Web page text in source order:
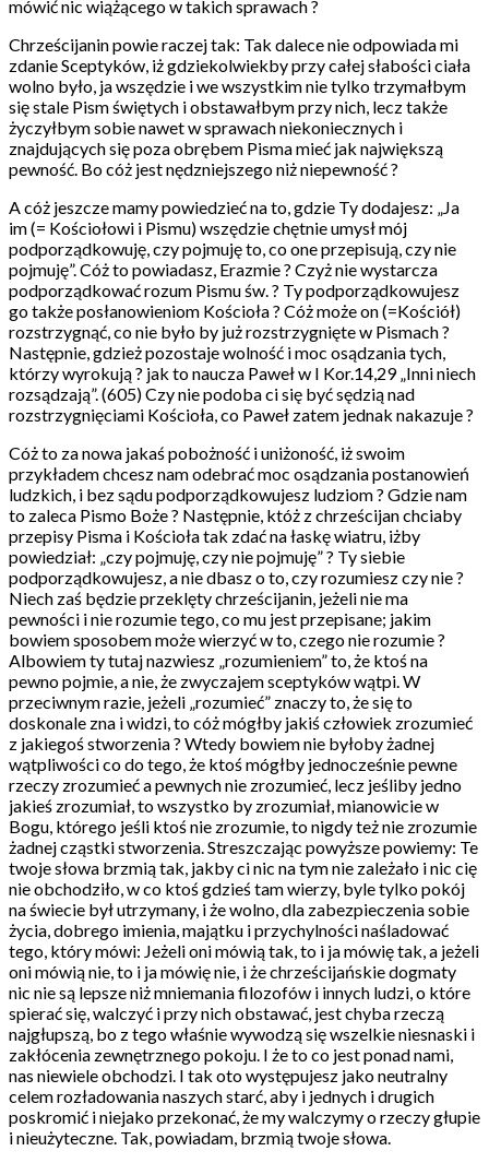
mówić nic wiążącego w takich sprawach ?
Chrześcijanin powie raczej tak: Tak dalece nie odpowiada mi
zdanie Sceptyków, iż gdziekolwiekby przy całej słabości ciała
wolno było, ja wszędzie i we wszystkim nie tylko trzymałbym
się stale Pism świętych i obstawałbym przy nich, lecz także
życzyłbym sobie nawet w sprawach niekoniecznych i
znajdujących się poza obrębem Pisma mieć jak największą
pewność. Bo cóż jest nędzniejszego niż niepewność ?
A cóż jeszcze mamy powiedzieć na to, gdzie Ty dodajesz: „Ja
im (= Kościołowi i Pismu) wszędzie chętnie umysł mój
podporządkowuję, czy pojmuję to, co one przepisują, czy nie
pojmuję”. Cóż to powiadasz, Erazmie ? Czyż nie wystarcza
podporządkować rozum Pismu św. ? Ty podporządkowujesz
go także posłanowieniom Kościoła ? Cóż może on (=Kościół)
rozstrzygnąć, co nie było by już rozstrzygnięte w Pismach ?
Następnie, gdzież pozostaje wolność i moc osądzania tych,
którzy wyrokują ? jak to naucza Paweł w I Kor.14,29 „Inni niech
rozsądzają”. (605) Czy nie podoba ci się być sędzią nad
rozstrzygnięciami Kościoła, co Paweł zatem jednak nakazuje ?
Cóż to za nowa jakaś pobożność i uniżoność, iż swoim
przykładem chcesz nam odebrać moc osądzania postanowień
ludzkich, i bez sądu podporządkowujesz ludziom ? Gdzie nam
to zaleca Pismo Boże ? Następnie, któż z chrześcijan chciaby
przepisy Pisma i Kościoła tak zdać na łaskę wiatru, iżby
powiedział: „czy pojmuję, czy nie pojmuję” ? Ty siebie
podporządkowujesz, a nie dbasz o to, czy rozumiesz czy nie ?
Niech zaś będzie przeklęty chrześcijanin, jeżeli nie ma
pewności i nie rozumie tego, co mu jest przepisane; jakim
bowiem sposobem może wierzyć w to, czego nie rozumie ?
Albowiem ty tutaj nazwiesz „rozumieniem” to, że ktoś na
pewno pojmie, a nie, że zwyczajem sceptyków wątpi. W
przeciwnym razie, jeżeli „rozumieć” znaczy to, że się to
doskonale zna i widzi, to cóż mógłby jakiś człowiek zrozumieć
z jakiegoś stworzenia ? Wtedy bowiem nie byłoby żadnej
wątpliwości co do tego, że ktoś mógłby jednocześnie pewne
rzeczy zrozumieć a pewnych nie zrozumieć, lecz jeśliby jedno
jakieś zrozumiał, to wszystko by zrozumiał, mianowicie w
Bogu, którego jeśli ktoś nie zrozumie, to nigdy też nie zrozumie
żadnej cząstki stworzenia. Streszczając powyższe powiemy: Te
twoje słowa brzmią tak, jakby ci nic na tym nie zależało i nic cię
nie obchodziło, w co ktoś gdzieś tam wierzy, byle tylko pokój
na świecie był utrzymany, i że wolno, dla zabezpieczenia sobie
życia, dobrego imienia, majątku i przychylności naśladować
tego, który mówi: Jeżeli oni mówią tak, to i ja mówię tak, a jeżeli
oni mówią nie, to i ja mówię nie, i że chrześcijańskie dogmaty
nic nie są lepsze niż mniemania filozofów i innych ludzi, o które
spierać się, walczyć i przy nich obstawać, jest chyba rzeczą
najgłupszą, bo z tego właśnie wywodzą się wszelkie niesnaski i
zakłócenia zewnętrznego pokoju. I że to co jest ponad nami,
nas niewiele obchodzi. I tak oto występujesz jako neutralny
celem rozładowania naszych starć, aby i jednych i drugich
poskromić i niejako przekonać, że my walczymy o rzeczy głupie
i nieużyteczne. Tak, powiadam, brzmią twoje słowa.